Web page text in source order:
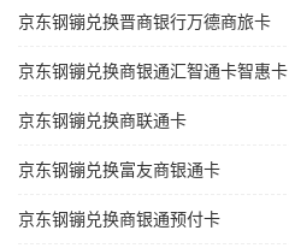
京东钢镚兑换晋商银行万德商旅卡
京东钢镚兑换商银通汇智通卡智惠卡
京东钢镚兑换商联通卡
京东钢镚兑换富友商银通卡
京东钢镚兑换商银通预付卡